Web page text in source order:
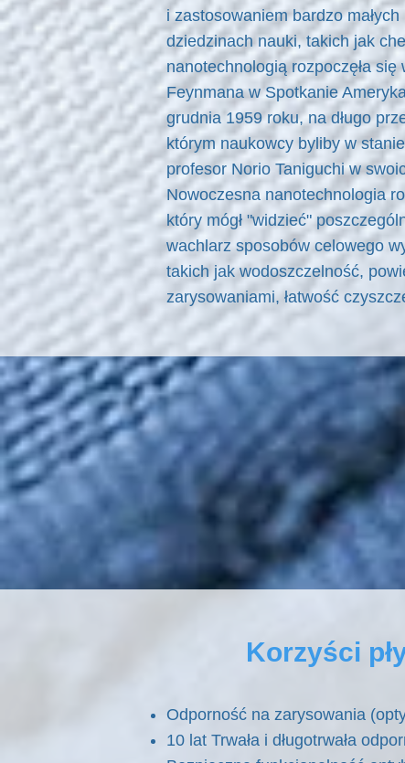
i zastosowaniem bardzo
dziedzinach nauki, takich jak
nanotechnologią rozpoczęła
Feynmana w Spotkanie
grudnia 1959 roku, na długo
którym naukowcy byliby w
profesor Norio Taniguchi w
Nowoczesna nanotechnologia
który mógł "widzieć"
wachlarz sposobów celowego
takich jak wodoszczelność,
zarysowaniami, łatwość
Korzyści
Odporność na zarysowania
10 lat Trwała i długotrwała